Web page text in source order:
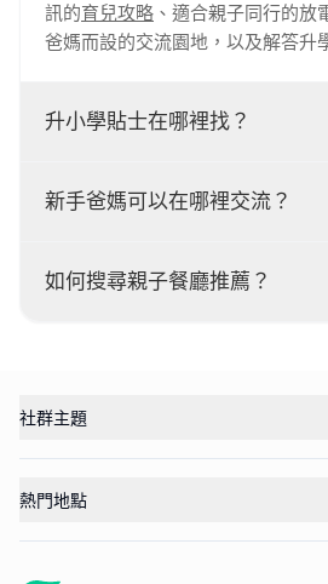
訊的育兒攻略 、適合親子同行的放
爸媽而設的交流園地，以及解答升
升小學貼士在哪裡找？
新手爸媽可以在哪裡交流？
如何搜尋親子餐廳推薦？
社群主題
熱門地點